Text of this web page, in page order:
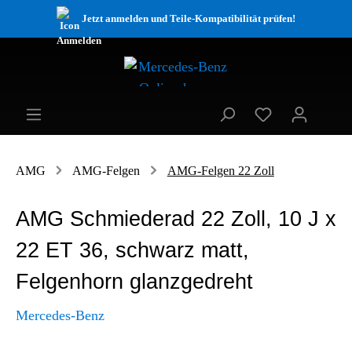
Jetzt anmelden und Teile-Kompatibilität prüfen!
AMG AMG-Felgen AMG-Felgen 22 Zoll
AMG Schmiederad 22 Zoll, 10 J x
22 ET 36, schwarz matt,
Felgenhorn glanzgedreht
Mercedes-Benz